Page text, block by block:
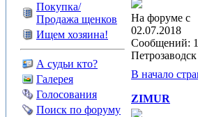
Покупка/
Продажа щенков
Ищем хозяина!
А судьи кто?
Галерея
Голосования
Поиск по форуму
На форуме с
02.07.2018
Сообщений:
Петрозаводск
В начало
ZIMUR